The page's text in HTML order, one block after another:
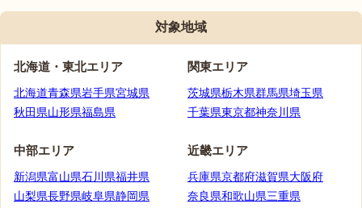
対象地域
北海道・ 東北エリア
北海道青森県岩手県宮城県
秋田県山形県福島県
関東エリア
茨城県栃木県群馬県埼玉県
千葉県東京都神奈川県
中部エリア
新潟県富山県石川県福井県
山梨県長野県岐阜県静岡県
近畿エリア
兵庫県京都府滋賀県大阪府
奈良県和歌山県三重県